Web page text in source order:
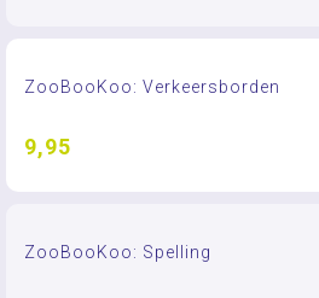
ZooBooKoo: Verkeersborden
9,95
ZooBooKoo: Spelling